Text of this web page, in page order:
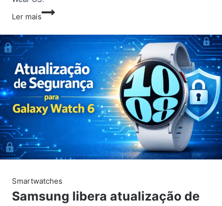
Ler mais
Galaxy
Ultra
pode
ter
bateria
gigante
e
horas
de
Smartwatches
Samsung libera atualização de